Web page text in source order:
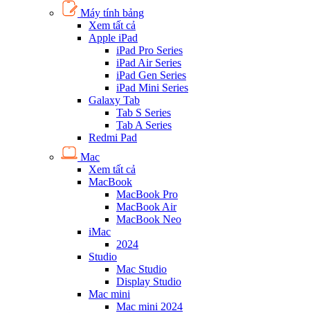
Máy tính bảng
Xem tất cả
Apple iPad
iPad Pro Series
iPad Air Series
iPad Gen Series
iPad Mini Series
Galaxy Tab
Tab S Series
Tab A Series
Redmi Pad
Mac
Xem tất cả
MacBook
MacBook Pro
MacBook Air
MacBook Neo
iMac
2024
Studio
Mac Studio
Display Studio
Mac mini
Mac mini 2024